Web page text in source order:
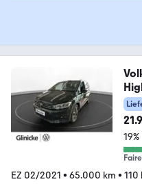
EZ 02/2021 • 65.000 km • 110